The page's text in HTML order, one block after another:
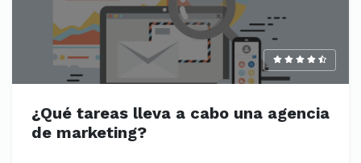
¿Qué tareas lleva a cabo una agencia
de marketing?